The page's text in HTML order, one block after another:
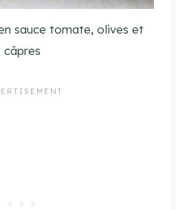
sauce tomate, olives et
câpres